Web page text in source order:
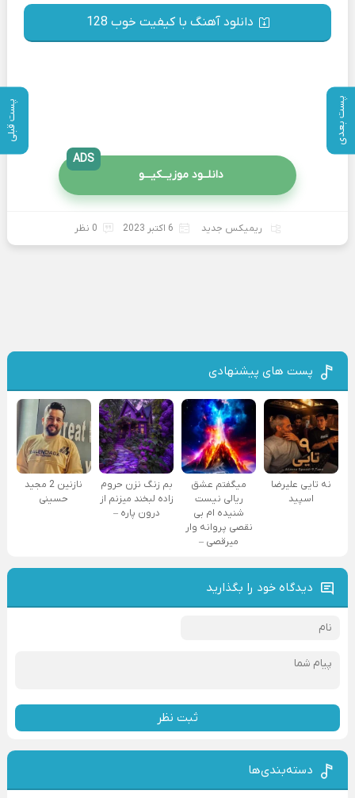
پست بعدی پست قبلی
دانلود آهنگ با کیفیت خوب 128
دانلــود موزیــکیـــو
ADS
ریمیکس جدید 6 اکتبر 2023 0 نظر
پست های پیشنهادی
نه تایی علیرضا
اسپید
میگفتم عشق
ریالی نیست
شنیده ام بی
نقصی پروانه وار
میرقصی –
بم زنگ نزن حروم
زاده لبخند میزنم از
درون پاره –
نازنین 2 مجید
حسینی
دیدگاه خود را بگذارید
ثبت نظر
دسته‌بندی‌ها